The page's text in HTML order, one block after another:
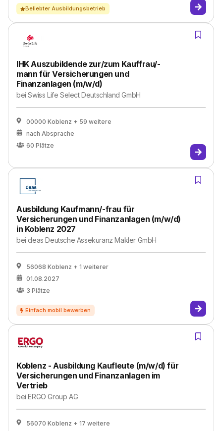
Beliebter Ausbildungsbetrieb
IHK Auszubildende zur/zum Kauffrau/-
mann für Versicherungen und
Finanzanlagen (m/w/d)
beiSwiss Life Select Deutschland GmbH
00000 Koblenz + 59 weitere
nach Absprache
60 Plätze
Ausbildung Kaufmann/-frau für
Versicherungen und Finanzanlagen (m/w/d)
in Koblenz 2027
beideas Deut­sche Asse­ku­ranz Mak­ler GmbH
56068 Koblenz + 1 weiterer
01.08.2027
3 Plätze
Koblenz - Ausbildung Kaufleute (m/w/d) für
Versicherungen und Finanzanlagen im
Vertrieb
beiERGO Group AG
56070 Koblenz + 17 weitere